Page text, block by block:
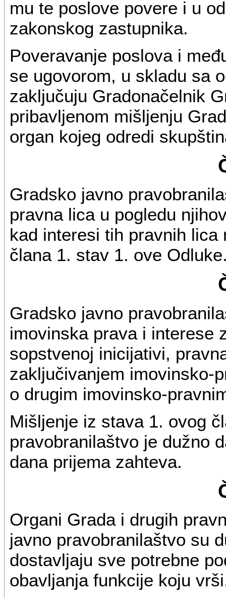
mu te poslove povere i u
zakonskog zastupnika.
Poveravanje poslova i
se ugovorom, u skladu sa
zaključuju Gradonačelnik
pribavljenom mišljenju
organ kojeg odredi
Gradsko javno
pravna lica u pogledu
kad interesi tih pravnih
člana 1. stav 1. ove
Gradsko javno
imovinska prava i interese
sopstvenoj inicijativi,
zaključivanjem imovinsko-
o drugim imovinsko-
Mišljenje iz stava 1. ovog
pravobranilaštvo je dužno
dana prijema zahteva.
Organi Grada i drugih
javno pravobranilaštvo su
dostavljaju sve potrebne
obavljanja funkcije koju